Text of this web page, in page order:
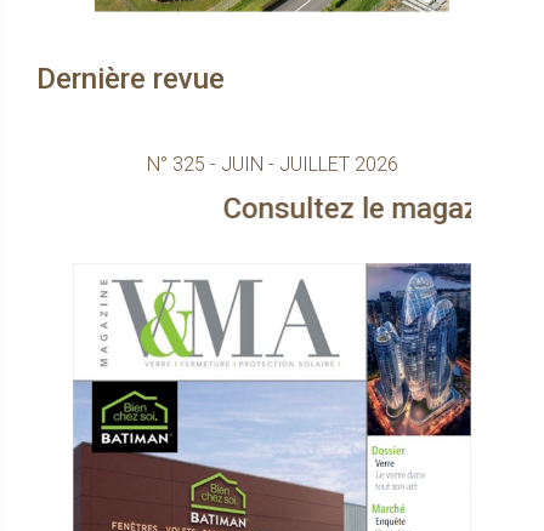
Dernière revue
N° 325 - JUIN - JUILLET 2026
Consultez le magazine